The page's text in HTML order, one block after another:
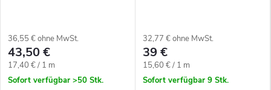
36,55 € ohne MwSt.
43,50 €
Verkaufspreis:
17,40 € / 1 m
Sofort verfügbar >50 Stk.
32,77 € ohne MwSt.
39 €
Verkaufspreis:
15,60 € / 1 m
Sofort verfügbar 9 Stk.